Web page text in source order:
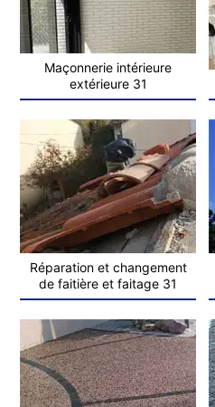
Maçonnerie intérieure
extérieure 31
Réparation et changement
de faitière et faitage 31